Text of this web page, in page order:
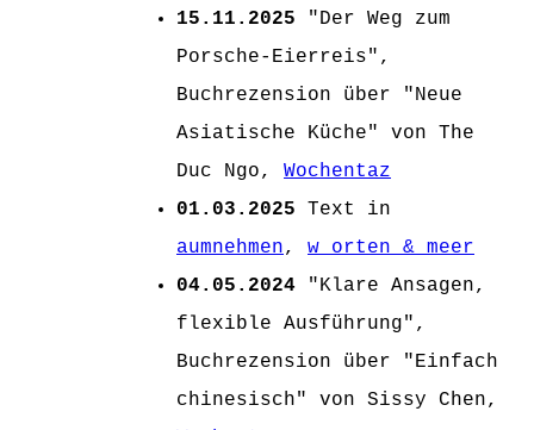
15.11.2025 "Der Weg zum
Porsche-Eierreis",
Buchrezension über "Neue
Asiatische Küche" von The
Duc Ngo, Wochentaz
01.03.2025 Text in
aumnehmen, w_orten & meer
04.05.2024 "Klare Ansagen,
flexible Ausführung",
Buchrezension über "Einfach
chinesisch" von Sissy Chen,